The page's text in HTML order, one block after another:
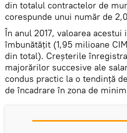
din totalul contractelor de
corespunde unui număr de
În anul 2017, valoarea acestui
îmbunătățit (1,95 milioane
din total). Creșterile
majorărilor succesive ale
condus practic la o tendință
de încadrare în zona de